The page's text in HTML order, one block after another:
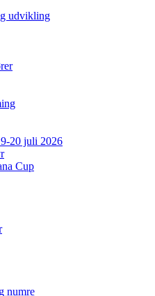
udvikling
20 juli 2026
Cup
numre